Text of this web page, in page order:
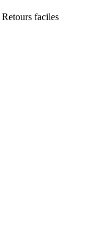
Retours faciles